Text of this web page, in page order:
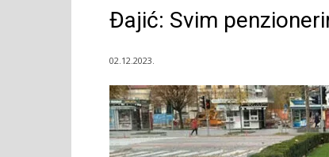
Đajić: Svim
02.12.2023.